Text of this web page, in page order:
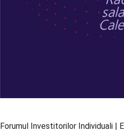
Forumul Investitorilor Individuali |